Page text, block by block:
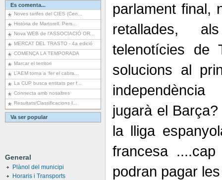
Es comenta...
Noves tarifes del CIES (Cen...
Història de Martorell. Pers...
Nova WEB de l'ASSOCIACIÓ OR...
MERCAT DEL TRASTO - 4a edició
COMENÇA LA TEMPORADA
Marcar el territori
L’AEM torna a ‘fer el cabra...
La CUP busca entitats per f...
Connecta amb nosaltres
Resultats/Classificacions I...
Va ser popular
General
Plànol del municipi
Horaris i Transports
parlament final,
retallades, als
telenotícies de
solucions al
jugarà el
la lliga
francesa
podran pagar